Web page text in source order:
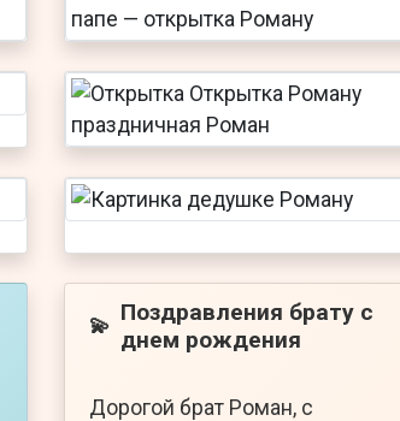
💫 Поздравления брату с
днем рождения
Дорогой брат Роман, с